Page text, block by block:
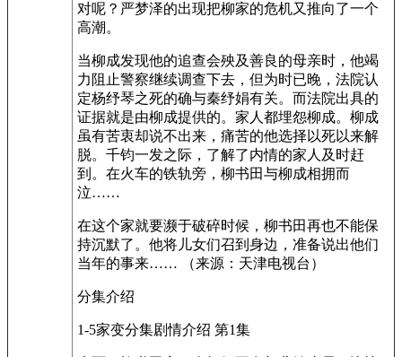
对呢？严梦泽的出现把柳家的危机又推向了一个
高潮。
当柳成发现他的追查会殃及善良的母亲时，他竭
力阻止警察继续调查下去，但为时已晚，法院认
定杨纾琴之死的确与秦纾娟有关。而法院出具的
证据就是由柳成提供的。家人都埋怨柳成。柳成
虽有苦衷却说不出来，痛苦的他选择以死以来解
脱。千钧一发之际，了解了内情的家人及时赶
到。在火车的铁轨旁，柳书田与柳成相拥而
泣……
在这个家就要濒于破碎时候，柳书田再也不能保
持沉默了。他将儿女们召到身边，准备说出他们
当年的事来…… （来源：天津电视台）
分集介绍
1-5家变分集剧情介绍 第1集